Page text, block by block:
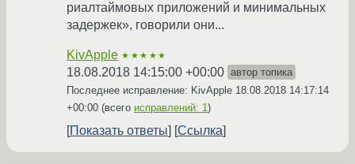
риалтаймовых приложений и минимальных
задержек», говорили они...
KivApple ★★★★★
18.08.2018 14:15:00 +00:00 автор топика
Последнее исправление: KivApple 18.08.2018 14:17:14
+00:00 (всего исправлений: 1)
Показать ответы Ссылка